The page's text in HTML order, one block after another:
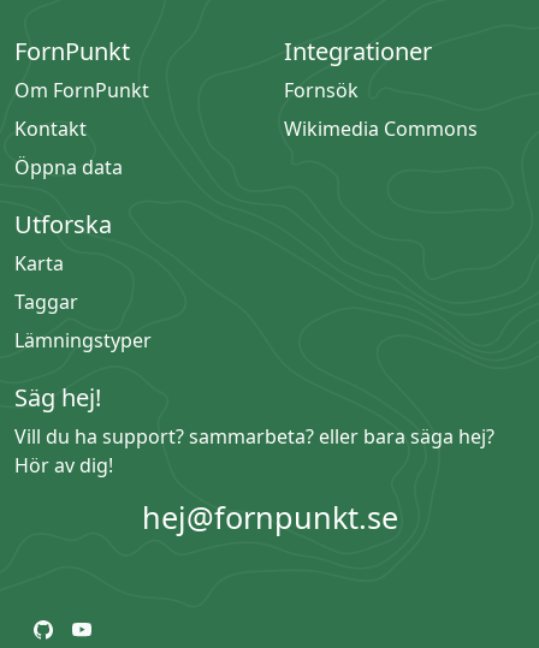
FornPunkt
Om FornPunkt
Kontakt
Öppna data
Integrationer
Fornsök
Wikimedia Commons
Utforska
Karta
Taggar
Lämningstyper
Säg hej!
Vill du ha support? sammarbeta? eller bara säga hej?
Hör av dig!
hej@fornpunkt.se